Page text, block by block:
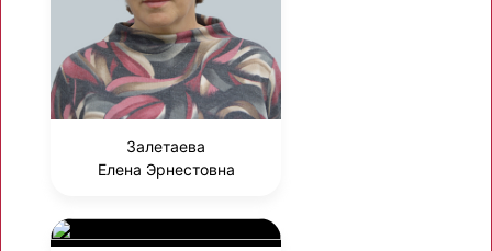
Залетаева
Елена Эрнестовна